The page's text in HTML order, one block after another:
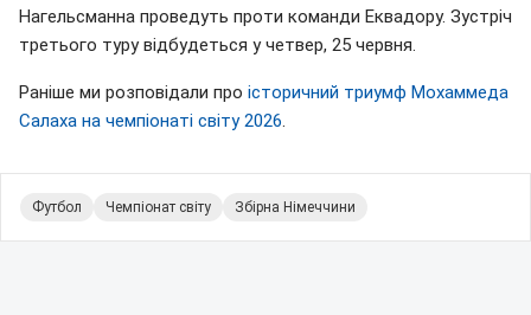
Нагельсманна проведуть проти команди Еквадору. Зустріч
третього туру відбудеться у четвер, 25 червня.
Раніше ми розповідали про історичний триумф Мохаммеда
Салаха на чемпіонаті світу 2026
Футбол Чемпіонат світу Збірна Німеччини